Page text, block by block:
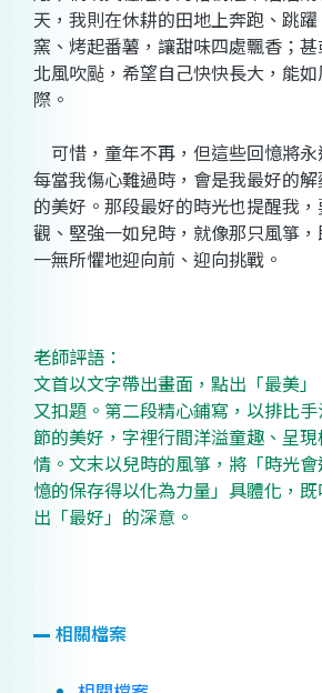
天，我則在休耕的田地上奔跑、跳
窯、烤起番薯，讓甜味四處飄香；
北風吹颭，希望自己快快長大，能
際。
可惜，童年不再，但這些回憶將永
每當我傷心難過時，會是我最好的
的美好。那段最好的時光也提醒我
觀、堅強一如兒時，就像那只風箏
一無所懼地迎向前、迎向挑戰。
老師評語：
文首以文字帶出畫面，點出「最美
又扣題。第二段精心鋪寫，以排比
節的美好，字裡行間洋溢童趣、呈
情。文末以兒時的風箏，將「時光
憶的保存得以化為力量」具體化，
出「最好」的深意。
相關檔案